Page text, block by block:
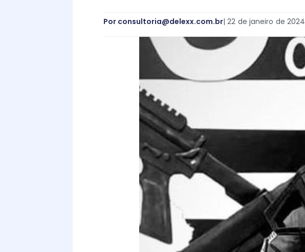
Por consultoria@delexx.com.br| 22 dejaneiro de2024